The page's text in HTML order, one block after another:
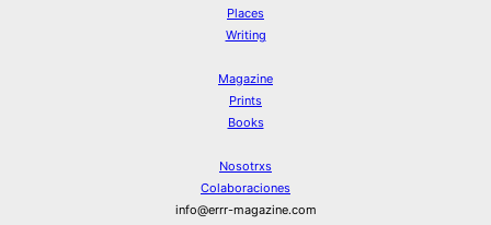
Places
Writing
Magazine
Prints
Books
Nosotrxs
Colaboraciones
info@errr-magazine.com